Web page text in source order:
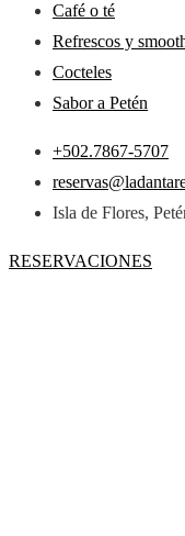
Café o té
Refrescos y
Cocteles
Sabor a Petén
+502.7867-5707
Isla de Flores,
RESERVACIONES